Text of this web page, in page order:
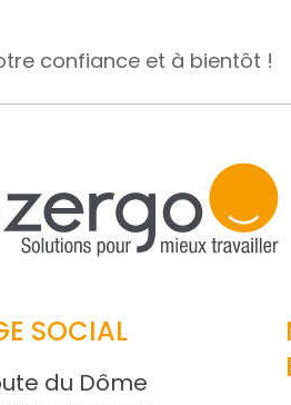
confiance et à bientôt !
SOCIAL
du Dôme